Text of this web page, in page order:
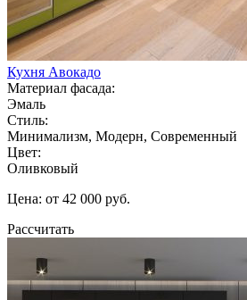
Кухня Авокадо
Материал фасада:
Эмаль
Стиль:
Минимализм, Модерн, Современный
Цвет:
Оливковый
Цена: от 42 000 руб.
Рассчитать